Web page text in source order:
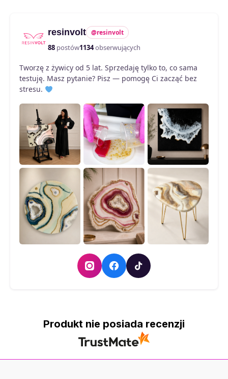
resinvolt @resinvolt
88 postów1134obserwujących
Tworzę z żywicy od 5 lat. Sprzedaję tylko to, co sama
testuję. Masz pytanie? Pisz — pomogę Ci zacząć bez
stresu.
Produkt nie posiada recenzji